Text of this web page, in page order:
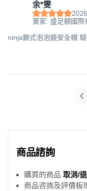
余*雯
賣家: 盛足額國際
ninja鎖式泡泡鏡安全帽
商品諮詢
購買的商品 取消/
商品咨詢及評價板